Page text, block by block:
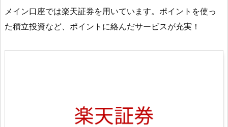
メイン口座では楽天証券を用いています。ポイントを使っ
た積立投資など、ポイントに絡んだサービスが充実！